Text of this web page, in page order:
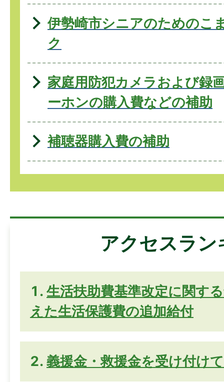
伊勢崎市シニアのためのこ
ク
家庭用防犯カメラおよび録
ーホンの購入費などの補助
補聴器購入費の補助
アクセスラン
生活扶助費基準改定に関す
えた生活保護費の追加給付
義援金・救援金を受け付け